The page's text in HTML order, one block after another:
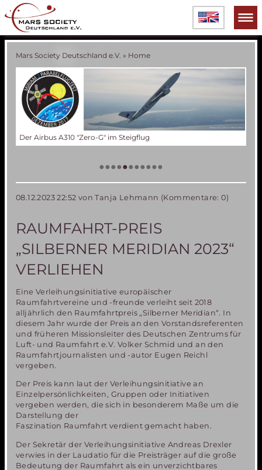
Mars Society Deutschland e.V. » Home
Der Airbus A310 "Zero-G" im Steigflug
•••••••••••
08.12.2023 22:52 von Tanja Lehmann (Kommentare: 0)
RAUMFAHRT-PREIS
„SILBERNER MERIDIAN 2023“
VERLIEHEN
Eine Verleihungsinitiative europäischer
Raumfahrtvereine und -freunde verleiht seit 2018
alljährlich den Raumfahrtpreis „Silberner Meridian“. In
diesem Jahr wurde der Preis an den Vorstandsreferenten
und früheren Missionsleiter des Deutschen Zentrums für
Luft- und Raumfahrt e.V. Volker Schmid und an den
Raumfahrtjournalisten und -autor Eugen Reichl
vergeben.
Der Preis kann laut der Verleihungsinitiative an
Einzelpersönlichkeiten, Gruppen oder Initiativen
vergeben werden, die sich in besonderem Maße um die
Darstellung der
Faszination Raumfahrt verdient gemacht haben.
Der Sekretär der Verleihungsinitiative Andreas Drexler
verwies in der Laudatio für die Preisträger auf die große
Bedeutung der Raumfahrt als ein unverzichtbares